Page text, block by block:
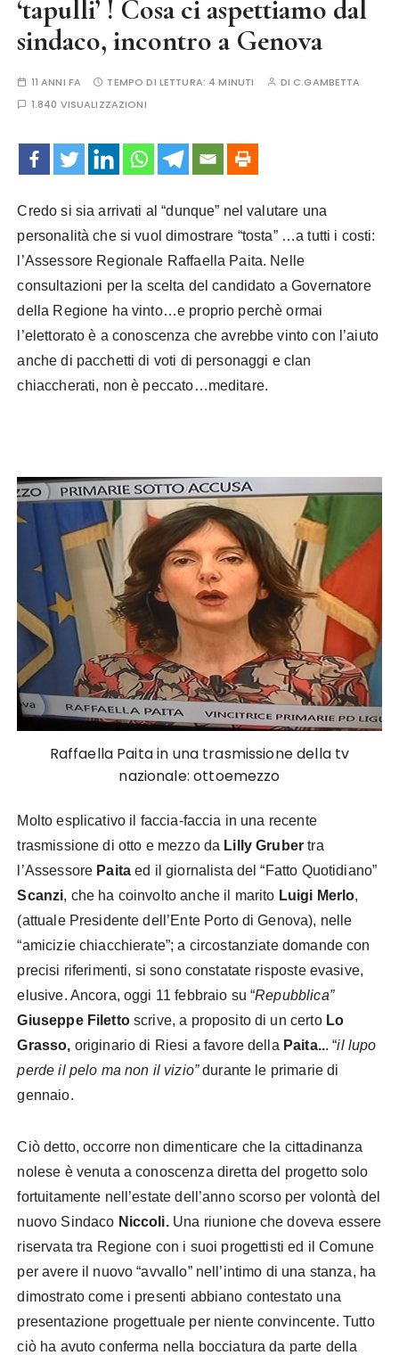
‘tapulli’ ! Cosa ci aspettiamo dal
sindaco, incontro a Genova
11 ANNI FA TEMPO DI LETTURA: 4 MINUTI DI C.GAMBETTA
1.840 VISUALIZZAZIONI
Credo si sia arrivati al “dunque” nel valutare una
personalità che si vuol dimostrare “tosta” …a tutti i costi:
l’Assessore Regionale Raffaella Paita. Nelle
consultazioni per la scelta del candidato a Governatore
della Regione ha vinto…e proprio perchè ormai
l’elettorato è a conoscenza che avrebbe vinto con l’aiuto
anche di pacchetti di voti di personaggi e clan
chiaccherati, non è peccato…meditare.
Raffaella Paita in una trasmissione della tv
nazionale: ottoemezzo
Molto esplicativo il faccia-faccia in una recente
trasmissione di otto e mezzo da Lilly Gruber tra
l’Assessore Paita ed il giornalista del “Fatto Quotidiano”
Scanzi, che ha coinvolto anche il marito Luigi Merlo,
(attuale Presidente dell’Ente Porto di Genova), nelle
“amicizie chiacchierate”; a circostanziate domande con
precisi riferimenti, si sono constatate risposte evasive,
elusive. Ancora, oggi 11 febbraio su “Repubblica”
Giuseppe Filettoscrive, a proposito di un certo Lo
Grasso, originario di Riesi a favore della Paita... “il lupo
perde il pelo ma non il vizio”durante le primarie di
gennaio.
Ciò detto, occorre non dimenticare che la cittadinanza
nolese è venuta a conoscenza diretta del progetto solo
fortuitamente nell’estate dell’anno scorso per volontà del
nuovo Sindaco Niccoli.Una riunione che doveva essere
riservata tra Regione con i suoi progettisti ed il Comune
per avere il nuovo “avvallo” nell’intimo di una stanza, ha
dimostrato come i presenti abbiano contestato una
presentazione progettuale per niente convincente. Tutto
ciò ha avuto conferma nella bocciatura da parte della